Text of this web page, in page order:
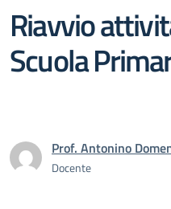
Riavvio
Scuola
Prof. Antonino
Docente